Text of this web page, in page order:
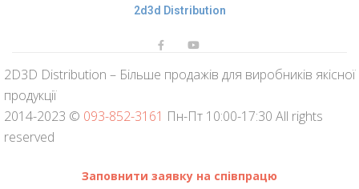
2d3d Distribution
2D3D Distribution – Більше продажів для виробників якісної
продукції
2014-2023 © 093-852-3161 Пн-Пт 10:00-17:30 All rights
reserved
Заповнити заявку на співпрацю